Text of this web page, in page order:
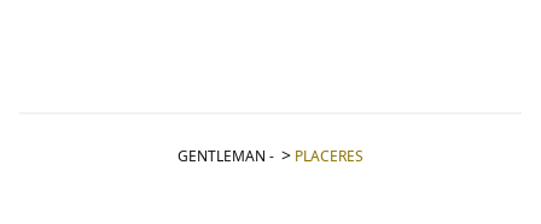
GENTLEMAN - PLACERES